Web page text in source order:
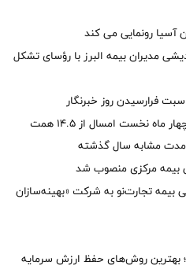
آسیا رونمایی می کند
مدیران بیمه البرز با رؤسای تشکل
فرارسیدن روز خبرنگار
حق بیمه تولیدی بیمه ملت در چهار ماه نخست امسال از 14.5 همت
بیمه مركزی منصوب شد
تومانی بیمه تجارت‌نو به شرکت «بهینه‌سازان
بهترین روش‌های حفظ ارزش سرمایه